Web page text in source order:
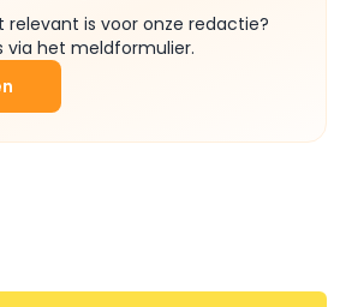
relevant is voor onze redactie?
via het meldformulier.